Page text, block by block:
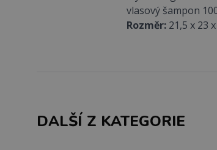
vlasový šampon
Rozměr: 21,5 x 23
DALŠÍ Z KATEGORIE